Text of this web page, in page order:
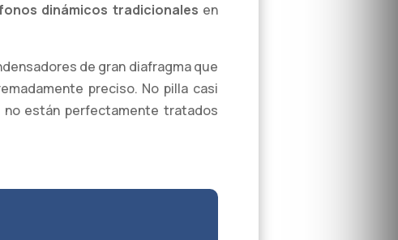
dinámicos tradicionales en
de gran diafragma que
preciso. No pilla casi
no están perfectamente tratados